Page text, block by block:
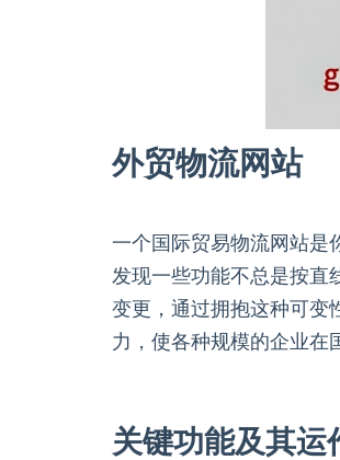
外贸物流网站
一个国际贸易物流网站是
发现一些功能不总是按直
变更，通过拥抱这种可变
力，使各种规模的企业在
关键功能及其运